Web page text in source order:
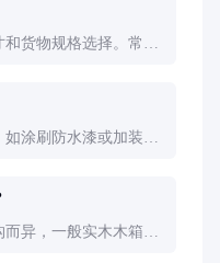
货物规格选择。常见
涂刷防水漆或加装防
异，一般实木木箱可